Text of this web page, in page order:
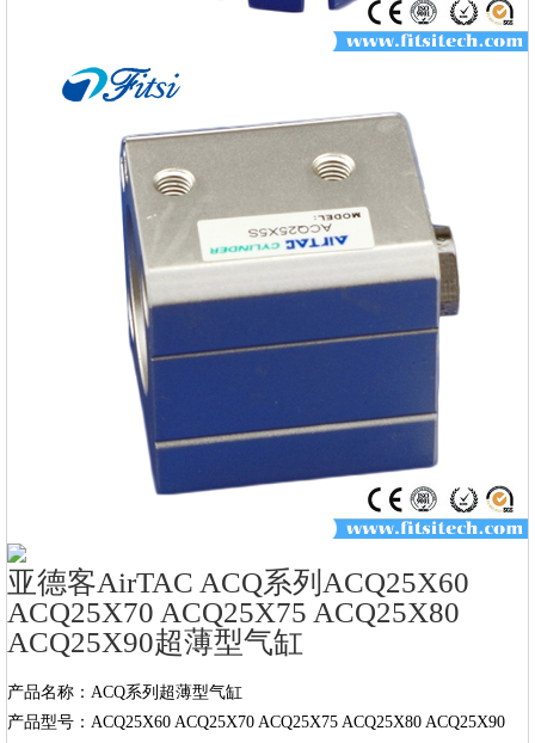
亚德客AirTAC ACQ系列ACQ25X60
ACQ25X70 ACQ25X75 ACQ25X80
ACQ25X90超薄型气缸
产品名称：ACQ系列超薄型气缸
产品型号：ACQ25X60 ACQ25X70 ACQ25X75 ACQ25X80 ACQ25X90